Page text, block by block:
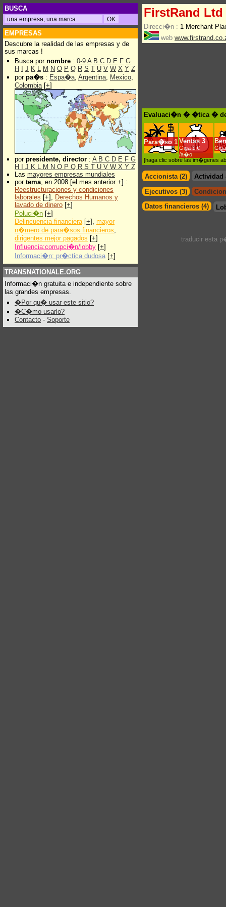
BUSCA
EMPRESAS
Descubre la realidad de las empresas y de
sus marcas !
Busca por nombre : 0-9 A B C D E F G
H
J K L M N O P Q R S T U V W X Y Z
por pa�s : Espa�a, Argentina, Mexico,
Colombia[+]
por presidente, director : A B C D E F G
H
J K L M N O P Q R S T U V W X Y Z
Las mayores empresas mundiales
por tema, en 2008 [el mes anterior +] :
Reestructuraciones y condiciones
laborales [+], Derechos Humanos y
lavado de dinero [+]
Poluci�n [+]
Delincuencia financiera[+], mayor
n�mero de para�sos financieros,
dirigentes mejor pagados [+]
Influencia:corrupci�n/lobby [+]
Informaci�n: pr�ctica dudosa [+]
TRANSNATIONALE.ORG
Informaci�n gratuita e independiente sobre
las grandes empresas.
�Por qu� usar este sitio?
�C�mo usarlo?
Contacto - Soporte
FirstRand Ltd
Direcci�n : 1 Merchant
web
Evaluaci�n � �tica �
Para�so 1 Ventas 3
Giga $.€
/a�o
[haga clic sobre las im�genes
Accionista (2)
Actividad
Ejecutivos (3)
Datos financieros (4)
traducir esta